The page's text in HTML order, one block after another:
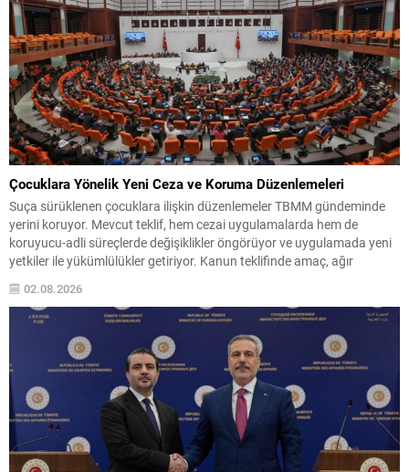
Çocuklara Yönelik Yeni Ceza ve Koruma Düzenlemeleri
Suça sürüklenen çocuklara ilişkin düzenlemeler TBMM gündeminde
yerini koruyor. Mevcut teklif, hem cezai uygulamalarda hem de
koruyucu-adli süreçlerde değişiklikler öngörüyor ve uygulamada yeni
yetkiler ile yükümlülükler getiriyor. Kanun teklifinde amaç, ağır
çocuklara özgü koruyucu tedbirler ve izleme mekanizmalarını
güçlendirmek olarak özetlenebilir. Ceza Aralığında Değişiklikler...
02.08.2026